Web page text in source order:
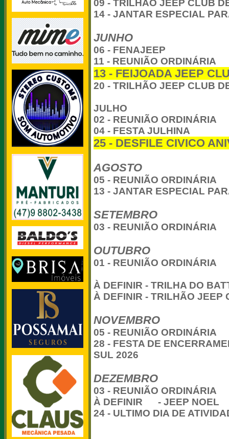
09 - TRILHÃO JEEP CLUB
14 - JANTAR ESPECIAL
JUNHO
06 - FENAJEEP
11 - REUNIÃO ORDINÁRIA
13 - FEIJOADA JEEP
20 - TRILHÃO JEEP CLUB
JULHO
02 - REUNIÃO ORDINÁRIA
04 - FESTA JULHINA
25 - DESFILE CIVICO
AGOSTO
05 - REUNIÃO ORDINÁRIA
13 - JANTAR ESPECIAL
SETEMBRO
03 - REUNIÃO ORDINÁRIA
OUTUBRO
01 - REUNIÃO ORDINÁRIA
À DEFINIR - TRILHA DO
À DEFINIR - TRILHÃO JEEP
NOVEMBRO
05 - REUNIÃO ORDINÁRIA
28 - FESTA DE
SUL 2026
DEZEMBRO
03 - REUNIÃO ORDINÁRIA
À DEFINIR - JEEP NOEL
24 - ULTIMO DIA DE